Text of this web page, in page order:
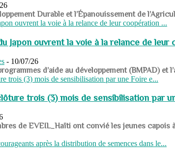
Durable et l’Épanouissement de
Japon ouvrent la voie à la relance de leur
- 10/07/26
d’aide au développement (BMPAD)
trois (3) mois de sensibilisation par
de EVEIL_Haïti ont convié les jeunes capois